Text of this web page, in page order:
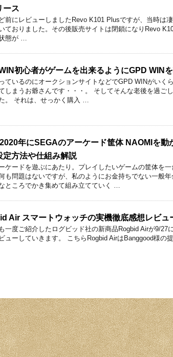
ース
前にレビューしましたRevo K101 Plusですが、当時は
ておりました。その後販売サイトは閉鎖になりRevo
態が …
初心者がゲームを出来るようにGPD WIN
ているのにオークションサイトなどでGPD WINがいく
しまうお爺さんです・・・。 そしてそんな老後を過ご
。 それは、せっかく購入 …
2020年にSEGAのアーケード筐体 NAOMIを動
定方法や仕組み解説
ケードを遊ぶにあたり。プレイしたいゲームの筐体を
も問題はないですが、私のようにお金持ちでない一般
ところでかき集めて組み立てていく …
Air スマートウォッチの実機徹底感想レビュ
一度ご紹介したログビッド社の新商品Rogbid Airが9/27
ューしていきます。 こちらRogbid AirはBanggood様の